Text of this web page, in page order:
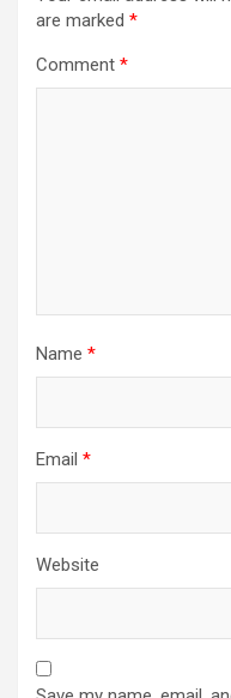
are marked *
Comment *
Name *
Email *
Website